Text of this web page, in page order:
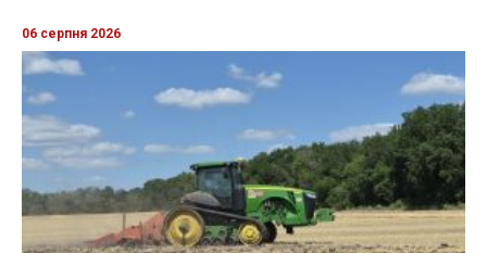
06 серпня 2026